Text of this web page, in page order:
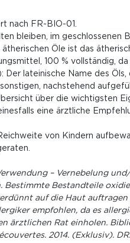
nach FR-BIO-01.
bleiben, im geschlossenen
Öle ist das
100 % vollständig,
Der lateinische Name des
nachstehend
über die wichtigsten
eine ärztliche
von Kindern
– Vernebelung
Bestimmte Bestandteile
auf die Haut
empfohlen, da es
ärztlichen Rat einholen.
2014. (Exklusiv).